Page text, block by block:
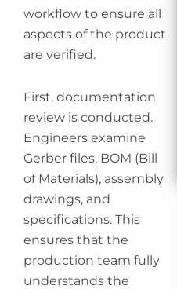
workflow to ensure all
aspects of the product
are verified.
First, documentation
review is conducted.
Engineers examine
Gerber files, BOM (Bill
of Materials), assembly
drawings, and
specifications. This
ensures that the
production team fully
understands the